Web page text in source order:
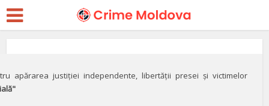
apărarea justiției independente, libertății presei și victimelor
Alegeri prezidenţiale pe